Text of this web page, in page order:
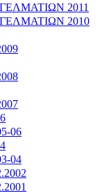
2011
2010
06
04